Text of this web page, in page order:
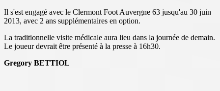
Il s'est engagé avec le Clermont Foot Auvergne 63 jusqu'au 30 juin
2013, avec 2 ans supplémentaires en option.
La traditionnelle visite médicale aura lieu dans la journée de demain.
Le joueur devrait être présenté à la presse à 16h30.
Gregory BETTIOL